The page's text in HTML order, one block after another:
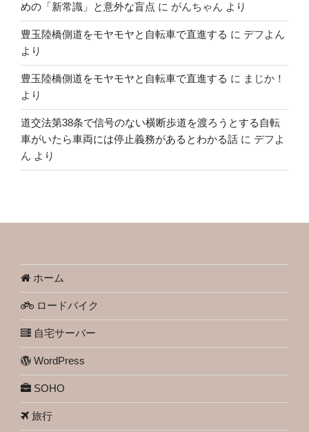
めの「新常識」と意外な盲点 に がんちゃん より
豊玉陸橋側道をモヤモヤと自転車で直進する に デフよん
より
豊玉陸橋側道をモヤモヤと自転車で直進する に まじか！
より
道交法第38条で信号のない横断歩道を渡ろうとする自転
車がいたら車両には停止義務があるとわかる話 に デフよ
ん より
ホーム
ロードバイク
自宅サーバー
WordPress
SOHO
旅行